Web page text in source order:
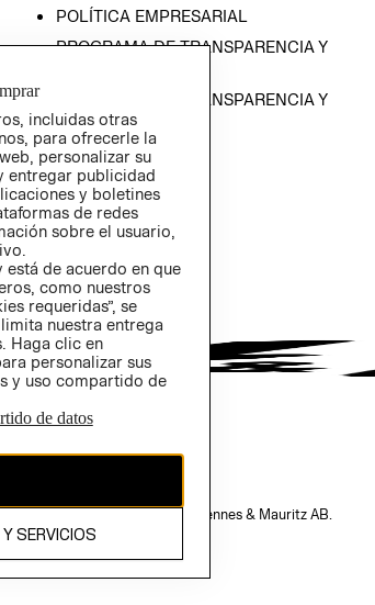
POLÍTICA EMPRESARIAL
PROGRAMA DE TRANSPARENCIA Y
PROGRAMA DE TRANSPARENCIA Y
ÉTICA (INGLÉS)
y es propiedad de H&M Hennes & Mauritz AB.
incluidas otras
para ofrecerle la
personalizar su
entregar publicidad
y boletines
de redes
sobre el usuario,
está de acuerdo en que
como nuestros
requeridas”, se
nuestra entrega
Haga clic en
personalizar sus
y uso compartido de
de datos
SERVICIOS